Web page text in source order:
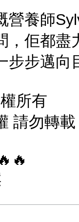
營養師
，佢都盡
步步邁向
所有
請勿轉載